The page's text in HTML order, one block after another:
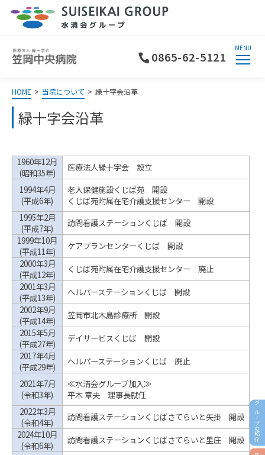
0865-62-5121
MENU
グループの紹介
HOME > 当院について > 緑十字会沿革
緑十字会沿革
1960年12月
(昭和35年)
医療法人緑十字会 設立
1994年4月
(平成6年)
老人保健施設くじば苑 開設
くじば苑附属在宅介護支援センター 開設
1995年2月
(平成7年)
訪問看護ステーションくじば 開設
1999年10月
(平成11年)
ケアプランセンターくじば 開設
2000年3月
(平成12年)
くじば苑附属在宅介護支援センター 廃止
2001年3月
(平成13年)
ヘルパーステーションくじば 開設
2002年9月
(平成14年)
笠岡市北木島診療所 開設
2015年5月
(平成27年)
デイサービスくじば 開設
2017年4月
(平成29年)
ヘルパーステーションくじば 廃止
2021年7月
(令和3年)
≪水清会グループ加入≫
平木 章夫 理事長就任
2022年3月
(令和4年)
訪問看護ステーションくじばさてらいと矢掛 開設
2024年10月
(令和6年)
訪問看護ステーションくじばさてらいと里庄 開設